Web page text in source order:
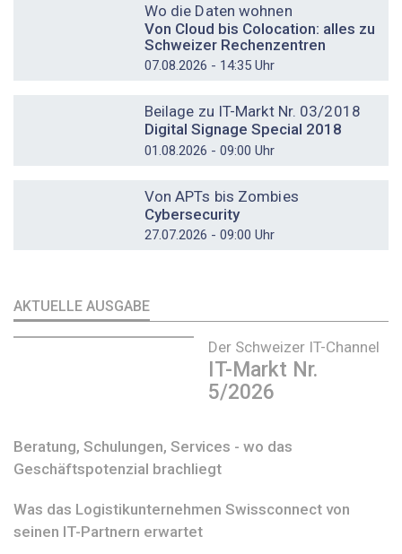
Wo die Daten wohnen
Von Cloud bis Colocation: alles zu
Schweizer Rechenzentren
07.08.2026 - 14:35 Uhr
Beilage zu IT-Markt Nr. 03/2018
Digital Signage Special 2018
01.08.2026 - 09:00 Uhr
Von APTs bis Zombies
Cybersecurity
27.07.2026 - 09:00 Uhr
AKTUELLE AUSGABE
Der Schweizer IT-Channel
IT-Markt Nr.
5/2026
Beratung, Schulungen, Services - wo das
Geschäftspotenzial brachliegt
Was das Logistikunternehmen Swissconnect von
seinen IT-Partnern erwartet